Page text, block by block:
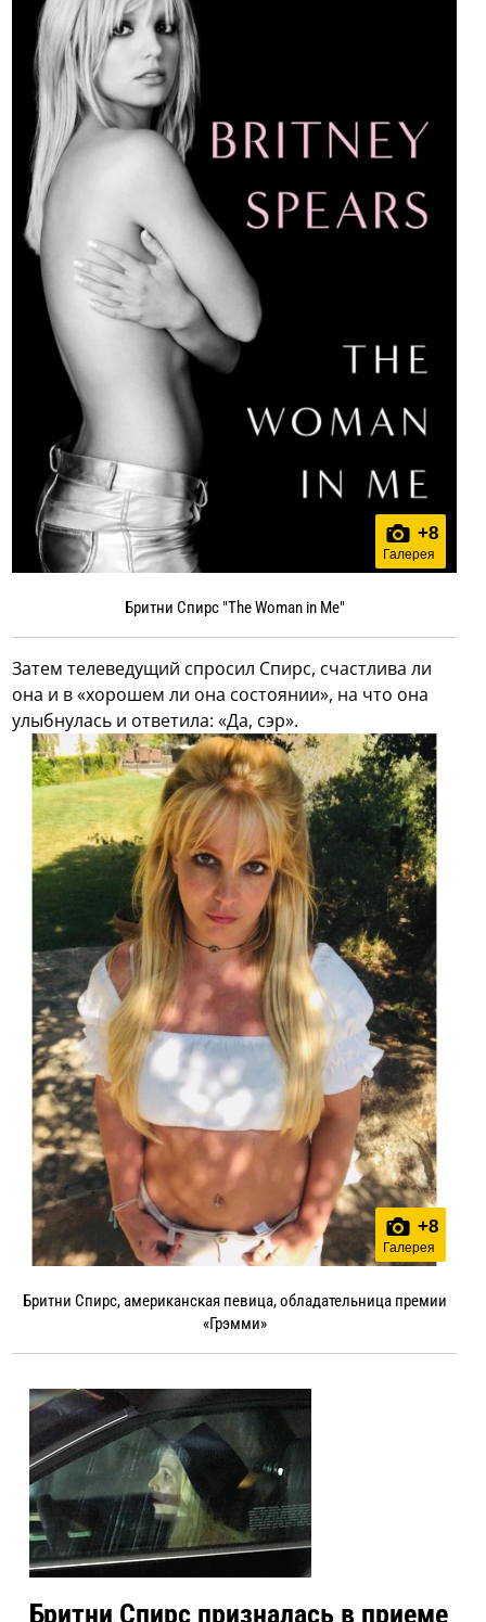
+8
Галерея
Бритни Спирс "The Woman in Me"
Затем телеведущий спросил Спирс, счастлива ли
она и в «хорошем ли она состоянии», на что она
улыбнулась и ответила: «Да, сэр».
+8
Галерея
Бритни Спирс, американская певица, обладательница премии
«Грэмми»
Бритни Спирс призналась в приеме